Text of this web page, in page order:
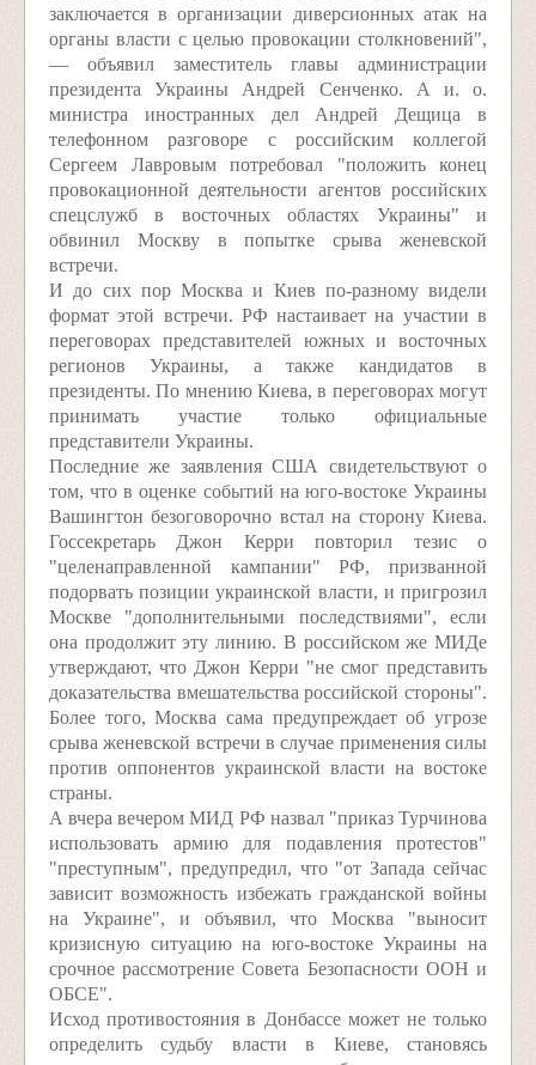
заключается в организации диверсионных атак на
органы власти с целью провокации столкновений",
— объявил заместитель главы администрации
президента Украины Андрей Сенченко. А и. о.
министра иностранных дел Андрей Дещица в
телефонном разговоре с российским коллегой
Сергеем Лавровым потребовал "положить конец
провокационной деятельности агентов российских
спецслужб в восточных областях Украины" и
обвинил Москву в попытке срыва женевской
встречи.
И до сих пор Москва и Киев по-разному видели
формат этой встречи. РФ настаивает на участии в
переговорах представителей южных и восточных
регионов Украины, а также кандидатов в
президенты. По мнению Киева, в переговорах могут
принимать участие только официальные
представители Украины.
Последние же заявления США свидетельствуют о
том, что в оценке событий на юго-востоке Украины
Вашингтон безоговорочно встал на сторону Киева.
Госсекретарь Джон Керри повторил тезис о
"целенаправленной кампании" РФ, призванной
подорвать позиции украинской власти, и пригрозил
Москве "дополнительными последствиями", если
она продолжит эту линию. В российском же МИДе
утверждают, что Джон Керри "не смог представить
доказательства вмешательства российской стороны".
Более того, Москва сама предупреждает об угрозе
срыва женевской встречи в случае применения силы
против оппонентов украинской власти на востоке
страны.
А вчера вечером МИД РФ назвал "приказ Турчинова
использовать армию для подавления протестов"
"преступным", предупредил, что "от Запада сейчас
зависит возможность избежать гражданской войны
на Украине", и объявил, что Москва "выносит
кризисную ситуацию на юго-востоке Украины на
срочное рассмотрение Совета Безопасности ООН и
ОБСЕ".
Исход противостояния в Донбассе может не только
определить судьбу власти в Киеве, становясь